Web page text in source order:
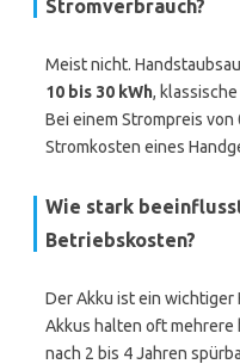
Stromverbrauch?
Meist nicht.
10 bis 30 kWh,
Bei einem Strompreis von
Stromkosten eines
Wie stark
Betriebskosten?
Der Akku ist ein wichtiger
Akkus halten oft
nach 2 bis 4 Jahren